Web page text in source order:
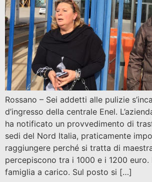
Rossano – Sei addetti alle pulizie
d’ingresso della centrale Enel.
ha notificato un provvedimento di
sedi del Nord Italia, praticamente
raggiungere perché si tratta di
percepiscono tra i 1000 e i 1200 euro.
famiglia a carico. Sul posto si […]